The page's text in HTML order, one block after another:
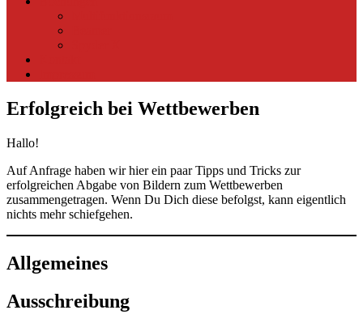
Erfolgreich bei Wettbewerben
Hallo!
Auf Anfrage haben wir hier ein paar Tipps und Tricks zur
erfolgreichen Abgabe von Bildern zum Wettbewerben
zusammengetragen. Wenn Du Dich diese befolgst, kann eigentlich
nichts mehr schiefgehen.
Allgemeines
Ausschreibung